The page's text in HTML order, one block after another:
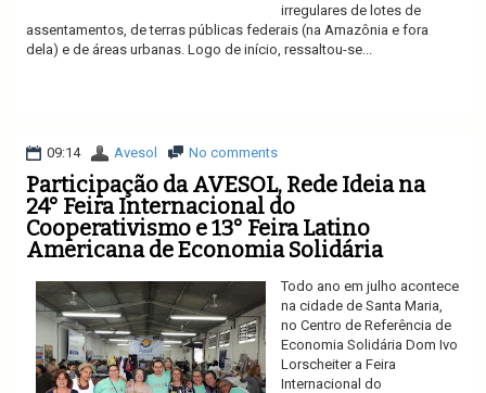
irregulares de lotes de
assentamentos, de terras públicas federais (na Amazônia e fora
dela) e de áreas urbanas. Logo de início, ressaltou-se...
09:14 Avesol No comments
Participação da AVESOL, Rede Ideia na
24° Feira Internacional do
Cooperativismo e 13° Feira Latino
Americana de Economia Solidária
Todo ano em julho acontece
na cidade de Santa Maria,
no Centro de Referência de
Economia Solidária Dom Ivo
Lorscheiter a Feira
Internacional do